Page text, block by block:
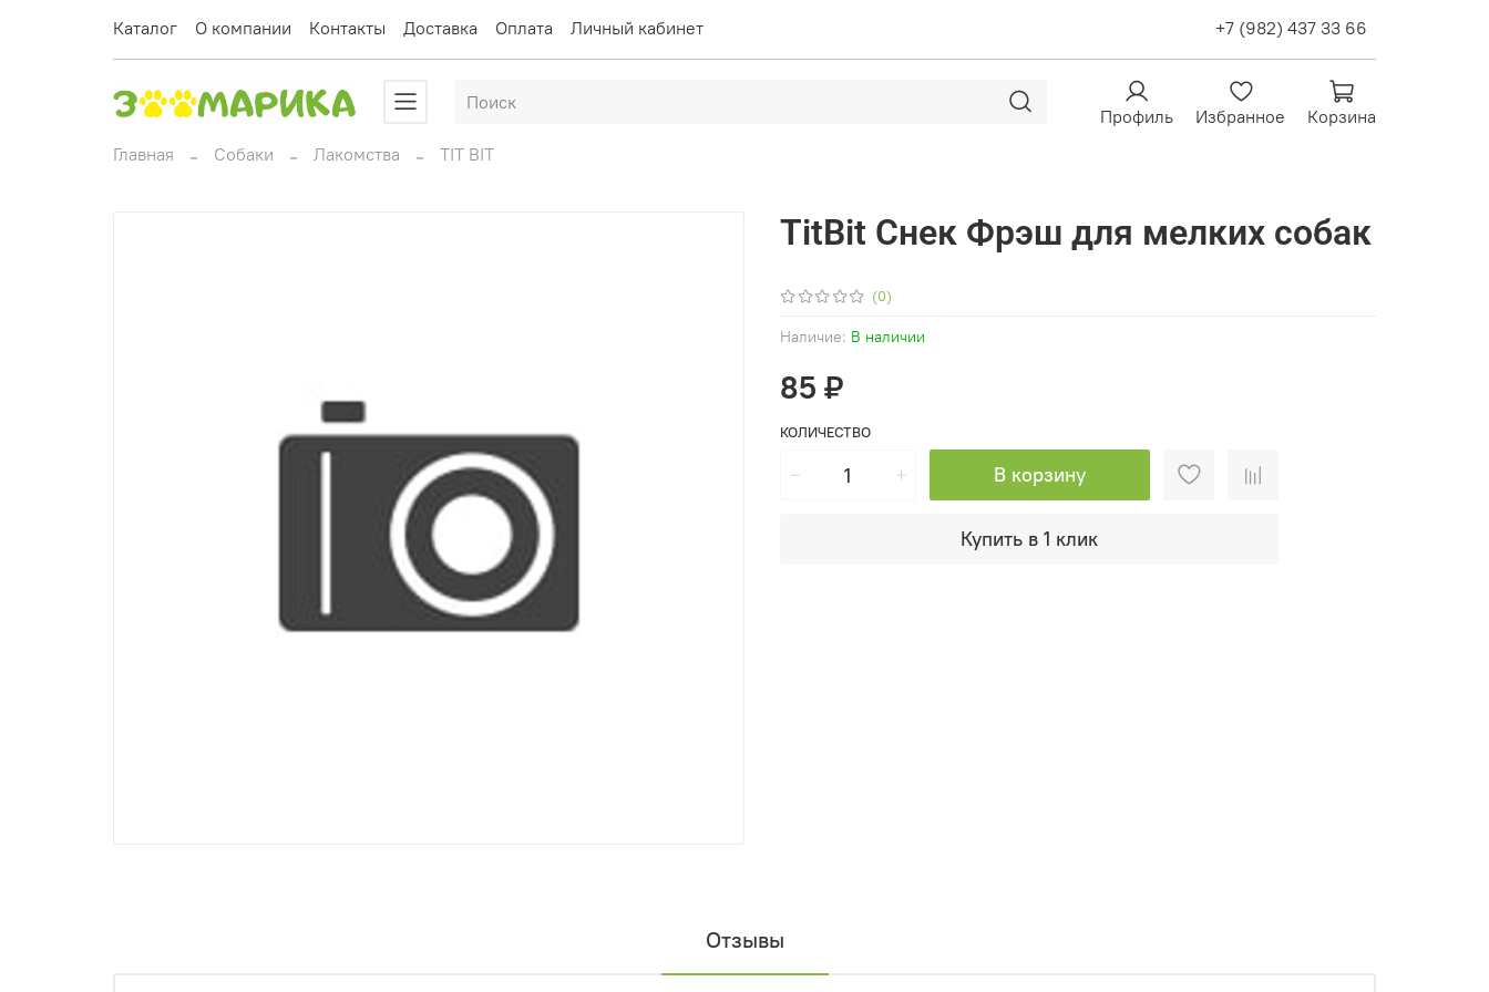
Каталог О компании Контакты Доставка Оплата Личный кабинет +7 (982) 437 33 66
Профиль Избранное
Корзина
Главная
Собаки Лакомства TIT BIT
(0)
Наличие: В наличии
TitBit Снек Фрэш для мелких собак
85 ₽
КОЛИЧЕСТВО
В корзину
Купить в 1 клик
Отзывы